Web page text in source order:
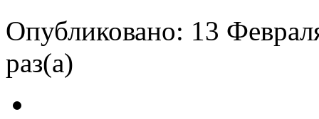
Опубликовано: 13
раз(а)